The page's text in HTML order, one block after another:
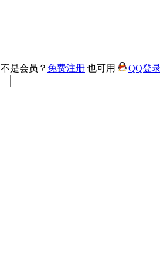
不是会员？ 免费注册 也可用 QQ登